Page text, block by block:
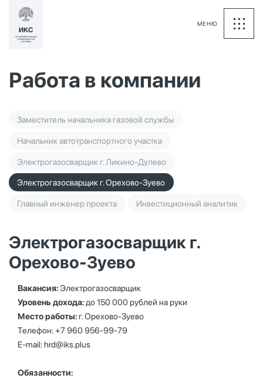
МЕНЮ
Работа в компании
Заместитель начальника газовой службы
Начальник автотранспортного участка
Электрогазосварщик г. Ликино-Дулево
Электрогазосварщик г. Орехово-Зуево
Главный инженер проекта Инвестиционный аналитик
Электрогазосварщик г.
Орехово-Зуево
Вакансия:Электрогазосварщик
Уровень дохода: до 150 000 рублей на руки
Место работы:г. Орехово-Зуево
Телефон: +7 960 956-99-79
E-mail:hrd@iks.plus
Обязанности: